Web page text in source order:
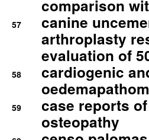
comparison
57
canine
arthroplasty
evaluation of
58
cardiogenic
59
case reports
osteopathy